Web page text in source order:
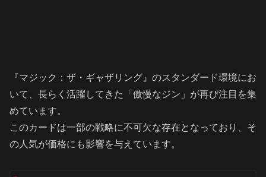
『マジック：ザ・ギャザリング』のスタンダード環境にお
いて、長らく活躍してきた「傲慢なジン」が再び注目を集
めています。
このカードは一部の戦略に不可欠な存在となっており、そ
の人気が価格にも影響を与えています。